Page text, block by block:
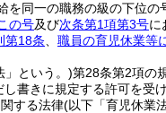
を同一の職務の級の下位の
の号及び次条第1項第3号に
第18条 職員の育児休業等
」という。)第28条第2項の
書きに規定する許可を受
する法律(以下「育児休業